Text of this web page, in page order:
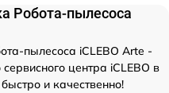
Робота-пылесоса
пылесоса iCLEBO Arte -
центра iCLEBO в
и качественно!